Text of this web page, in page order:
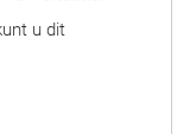
u dit